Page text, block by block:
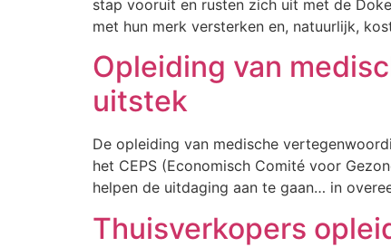
stap vooruit en rusten zich uit met de
met hun merk versterken en, natuurlijk,
Opleiding van
uitstek
De opleiding van medische
het CEPS (Economisch Comité voor
helpen de uitdaging aan te gaan… in
Thuisverkopers